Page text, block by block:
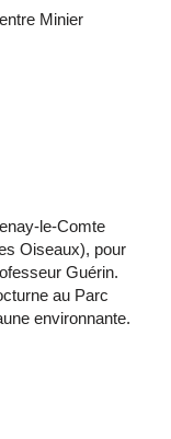
Minier
le-Comte
Oiseaux), pour
Guérin.
au Parc
environnante.